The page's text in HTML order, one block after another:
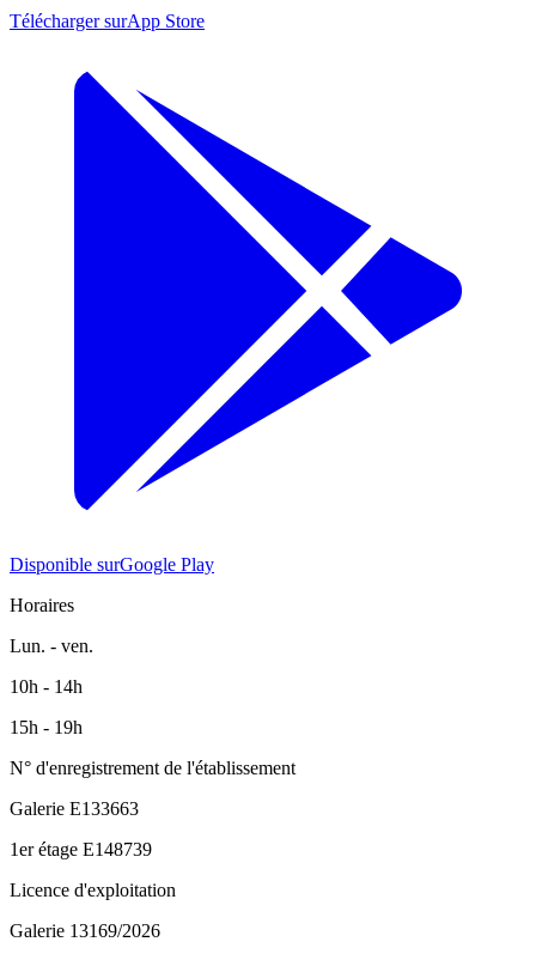
Télécharger surApp Store
Disponible surGoogle Play
Horaires
Lun. - ven.
10h - 14h
15h - 19h
N° d'enregistrement de l'établissement
Galerie E133663
1er étage E148739
Licence d'exploitation
Galerie 13169/2026